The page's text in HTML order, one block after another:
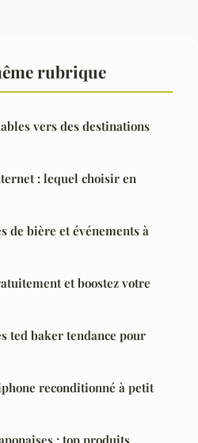
rubrique
vers des destinations
: lequel choisir en
de bière et événements à
et boostez votre
ted baker tendance pour
reconditionné à petit